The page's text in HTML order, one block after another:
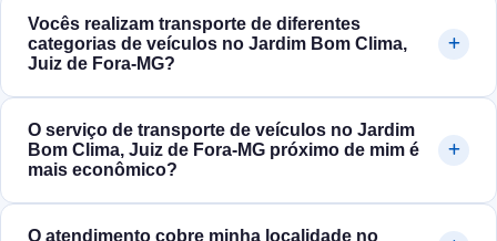
Vocês realizam transporte de diferentes
categorias de veículos no Jardim Bom Clima,
Juiz de Fora‑MG?
O serviço de transporte de veículos no Jardim
Bom Clima, Juiz de Fora‑MG próximo de mim é
mais econômico?
O atendimento cobre minha localidade no